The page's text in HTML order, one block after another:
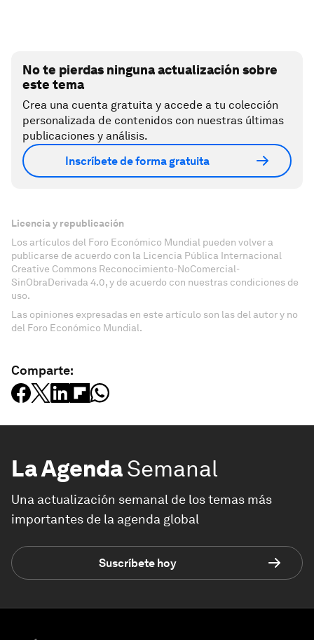
No te pierdas ninguna actualización sobre
este tema
Crea una cuenta gratuita y accede a tu colección
personalizada de contenidos con nuestras últimas
publicaciones y análisis.
Inscríbete de forma gratuita
Licencia y republicación
Los artículos del Foro Económico Mundial pueden volver a
publicarse de acuerdo con la Licencia Pública Internacional
Creative Commons Reconocimiento-NoComercial-
SinObraDerivada 4.0, y de acuerdo con nuestras condiciones de
uso.
Las opiniones expresadas en este artículo son las del autor y no
del Foro Económico Mundial.
Comparte:
La AgendaSemanal
Una actualización semanal de los temas más
importantes de la agenda global
Suscríbete hoy